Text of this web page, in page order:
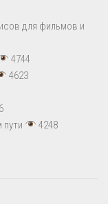
для фильмов и
4744
4623
4248